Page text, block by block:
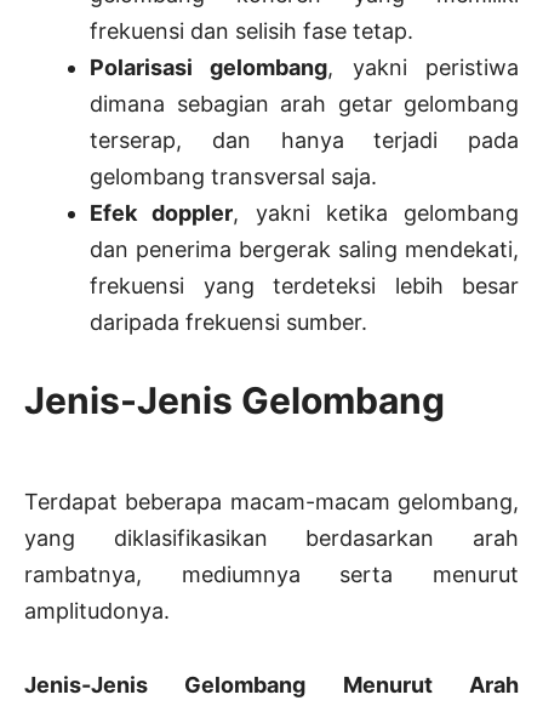
frekuensi dan selisih fase tetap.
Polarisasi gelombang, yakni peristiwa
dimana sebagian arah getar gelombang
terserap, dan hanya terjadi pada
gelombang transversal saja.
Efek doppler, yakni ketika gelombang
dan penerima bergerak saling mendekati,
frekuensi yang terdeteksi lebih besar
daripada frekuensi sumber.
Jenis-Jenis Gelombang
Terdapat beberapa macam-macam gelombang,
yang diklasifikasikan berdasarkan arah
rambatnya, mediumnya serta menurut
amplitudonya.
Jenis-Jenis Gelombang Menurut Arah